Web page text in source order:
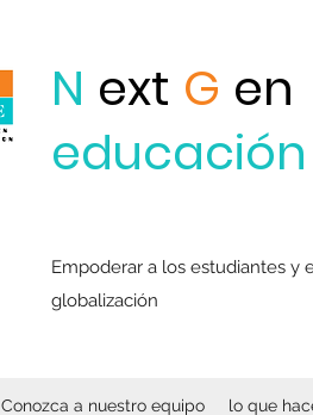
N ext G en
educación
Empoderar a los estudiantes y
globalización
Conozca a nuestro equipo lo que